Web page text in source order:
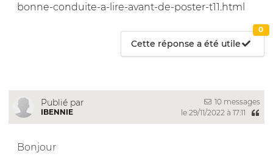
bonne-conduite-a-lire-avant-de-poster-t11.html
Cette réponse a été utile
0
Publié par
IBENNIE
10 messages
le 29/11/2022 à 17:11
Bonjour